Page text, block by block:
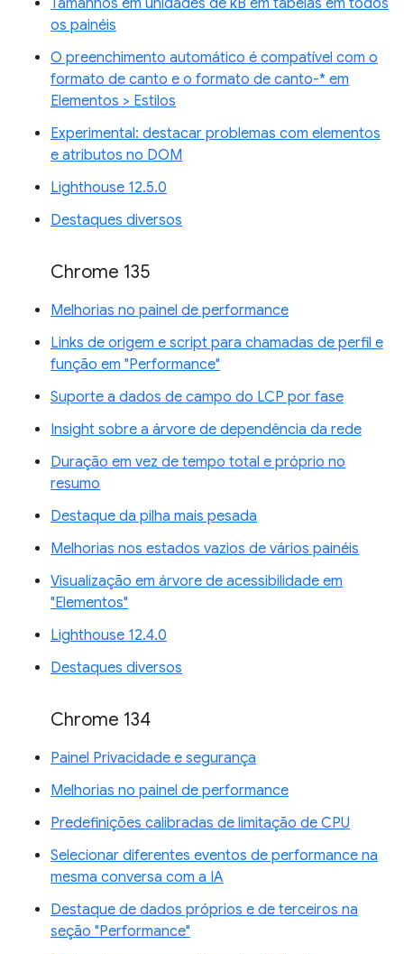
Tamanhos em unidades de kB em tabelas em todos
os painéis
O preenchimento automático é compatível com o
formato de canto e o formato de canto-* em
Elementos > Estilos
Experimental: destacar problemas com elementos
e atributos no DOM
Lighthouse 12.5.0
Destaques diversos
Chrome 135
Melhorias no painel de performance
Links de origem e script para chamadas de perfil e
função em "Performance"
Suporte a dados de campo do LCP por fase
Insight sobre a árvore de dependência da rede
Duração em vez de tempo total e próprio no
resumo
Destaque da pilha mais pesada
Melhorias nos estados vazios de vários painéis
Visualização em árvore de acessibilidade em
"Elementos"
Lighthouse 12.4.0
Destaques diversos
Chrome 134
Painel Privacidade e segurança
Melhorias no painel de performance
Predefinições calibradas de limitação de CPU
Selecionar diferentes eventos de performance na
mesma conversa com a IA
Destaque de dados próprios e de terceiros na
seção "Performance"